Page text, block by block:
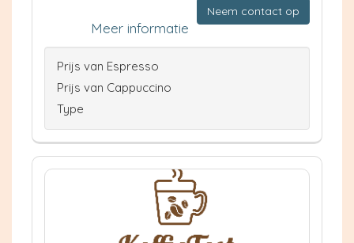
Neem contact op
Meer informatie
Prijs van Espresso
Prijs van Cappuccino
Type